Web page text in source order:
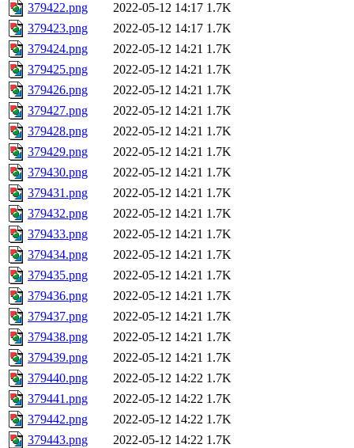
379422.png
2022-05-12 14:17 1.7K
379423.png
2022-05-12 14:17 1.7K
379424.png
2022-05-12 14:21 1.7K
379425.png
2022-05-12 14:21 1.7K
379426.png
2022-05-12 14:21 1.7K
379427.png
2022-05-12 14:21 1.7K
379428.png
2022-05-12 14:21 1.7K
379429.png
2022-05-12 14:21 1.7K
379430.png
2022-05-12 14:21 1.7K
379431.png
2022-05-12 14:21 1.7K
379432.png
2022-05-12 14:21 1.7K
379433.png
2022-05-12 14:21 1.7K
379434.png
2022-05-12 14:21 1.7K
379435.png
2022-05-12 14:21 1.7K
379436.png
2022-05-12 14:21 1.7K
379437.png
2022-05-12 14:21 1.7K
379438.png
2022-05-12 14:21 1.7K
379439.png
2022-05-12 14:21 1.7K
379440.png
2022-05-12 14:22 1.7K
379441.png
2022-05-12 14:22 1.7K
379442.png
2022-05-12 14:22 1.7K
379443.png
2022-05-12 14:22 1.7K